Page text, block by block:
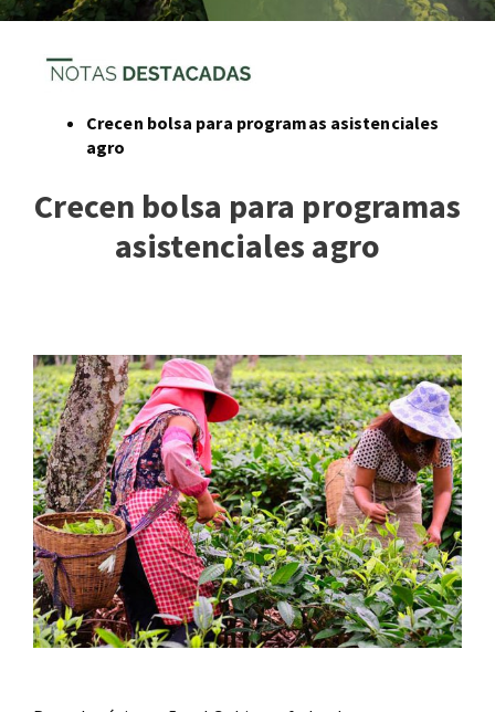
Crecen bolsa para programas asistenciales
agro
Crecen bolsa para programas
asistenciales agro